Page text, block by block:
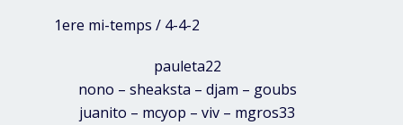
1ere mi-temps / 4-4-2
pauleta22
nono – sheaksta – djam – goubs
juanito – mcyop – viv – mgros33